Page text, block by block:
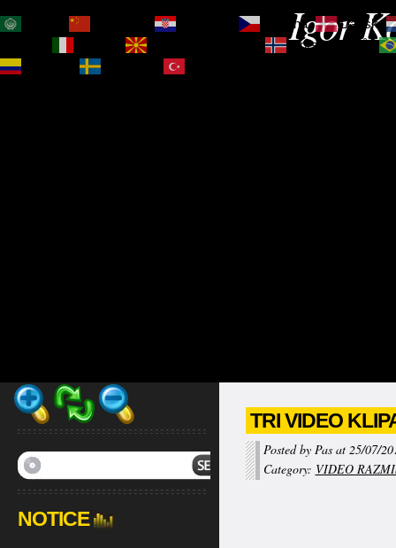
Igor
TRI VIDEO
Posted by Pas at 25/07/
Category: VIDEO
NOTICE
Čeština‎
Dansk
Norsk bokmål